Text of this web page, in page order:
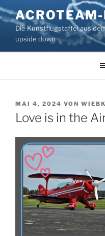
Zum
Inhalt
springenDie Kunstflugstaffel aus
upside down
VERÖFFENTLICHT
AM
MAI 4, 2024 VON
Love is in the